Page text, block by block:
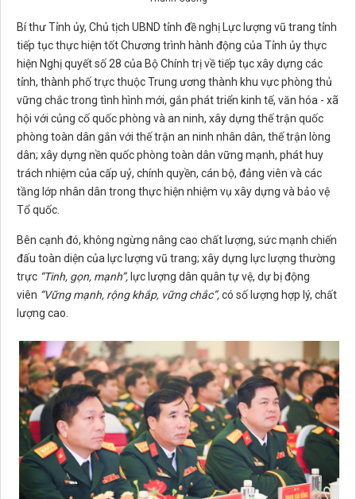
Bí thư Tỉnh ủy, Chủ tịch UBND tỉnh đề nghị Lực lượng vũ trang tỉnh
tiếp tục thực hiện tốt Chương trình hành động của Tỉnh ủy thực
hiện Nghị quyết số 28 của Bộ Chính trị về tiếp tục xây dựng các
tỉnh, thành phố trực thuộc Trung ương thành khu vực phòng thủ
vững chắc trong tình hình mới, gắn phát triển kinh tế, văn hóa - xã
hội với củng cố quốc phòng và an ninh, xây dựng thế trận quốc
phòng toàn dân gắn với thế trận an ninh nhân dân, thế trận lòng
dân; xây dựng nền quốc phòng toàn dân vững mạnh, phát huy
trách nhiệm của cấp uỷ, chính quyền, cán bộ, đảng viên và các
tầng lớp nhân dân trong thực hiện nhiệm vụ xây dựng và bảo vệ
Tổ quốc.
Bên cạnh đó, không ngừng nâng cao chất lượng, sức mạnh chiến
đấu toàn diện của lực lượng vũ trang; xây dựng lực lượng thường
trực “Tinh, gọn, mạnh”, lực lượng dân quân tự vệ, dự bị động
viên “Vững mạnh, rộng khắp, vững chắc”,có số lượng hợp lý, chất
lượng cao.